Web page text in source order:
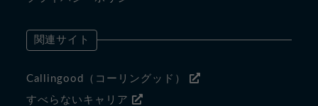
関連サイト
Callingood（コーリングッド）
すべらないキャリア